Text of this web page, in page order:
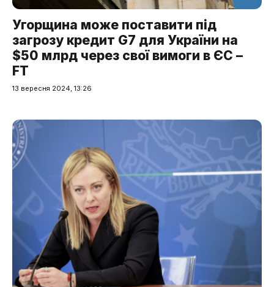
Угорщина може поставити під
загрозу кредит G7 для України на
$50 млрд через свої вимоги в ЄС –
FT
13 вересня 2024, 13:26